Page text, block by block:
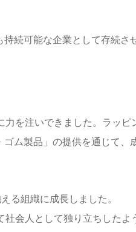
続可能な企業として存続さ
を注いできました。ラッピ
ム製品」の提供を通じて、
る組織に成長しました。
会人として独り立ちしたよ